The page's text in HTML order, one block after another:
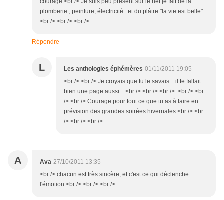
courage.<br /> Je suis peu présent sur le net je fait de la
plomberie , peinture, électricité.. et du plâtre "la vie est belle"
<br /> <br /> <br />
Répondre
L Les anthologies éphémères 01/11/2011 19:05
<br /> <br /> Je croyais que tu le savais... il te fallait
bien une page aussi... <br /> <br /> <br /> <br /> <br
/> <br /> Courage pour tout ce que tu as à faire en
prévision des grandes soirées hivernales.<br /> <br
/> <br /> <br />
A Ava 27/10/2011 13:35
<br /> chacun est très sincère, et c'est ce qui déclenche
l'émotion.<br /> <br /> <br />